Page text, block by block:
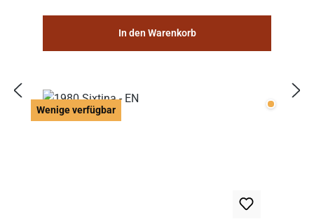
In den Warenkorb
Wenige verfügbar Wenige